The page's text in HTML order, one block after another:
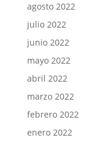
agosto 2022
julio 2022
junio 2022
mayo 2022
abril 2022
marzo 2022
febrero 2022
enero 2022